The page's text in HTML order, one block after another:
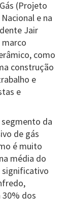
(Projeto
e na
Jair
marco
como
construção
e
e
da
de gás
é muito
média do
significativo
30% dos